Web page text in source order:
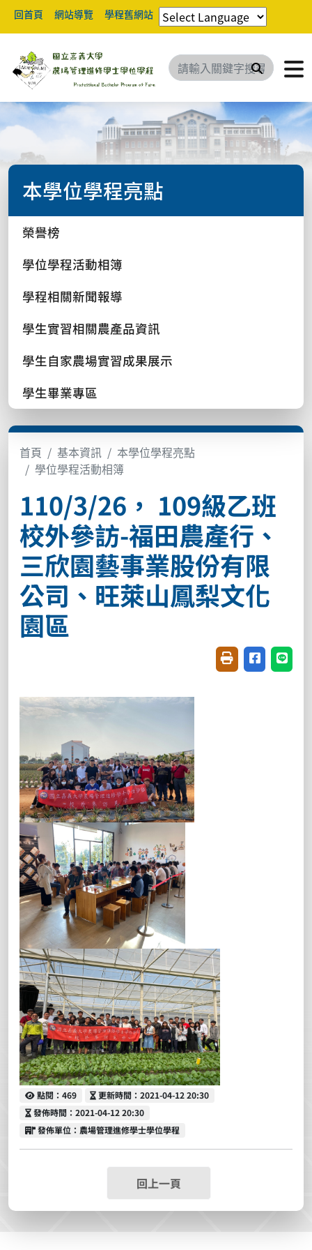
回首頁 網站導覽 學程舊網站
搜尋
本學位學程亮點
榮譽榜
學位學程活動相簿
學程相關新聞報導
學生實習相關農產品資訊
學生自家農場實習成果展示
學生畢業專區
首頁 基本資訊
本學位學程亮點
學位學程活動相簿
110/3/26， 109級乙班
校外參訪-福田農產行、
三欣園藝事業股份有限
公司、旺萊山鳳梨文化
園區
友善列印(開新視
分享至臉書
分享
點閱
點閱：469 更新時間
更新時間：2021-04-12 20:30
發佈時間
發佈時間：2021-04-12 20:30
發佈單位
發佈單位：農場管理進修學士學位學程
回上一頁